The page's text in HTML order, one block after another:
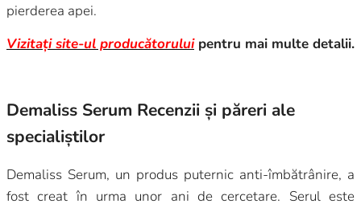
pierderea apei.
Vizitați site-ul producătoruluipentru mai multe detalii.
Demaliss Serum Recenzii și păreri ale
specialiștilor
Demaliss Serum, un produs puternic anti-îmbătrânire, a
fost creat în urma unor ani de cercetare. Serul este